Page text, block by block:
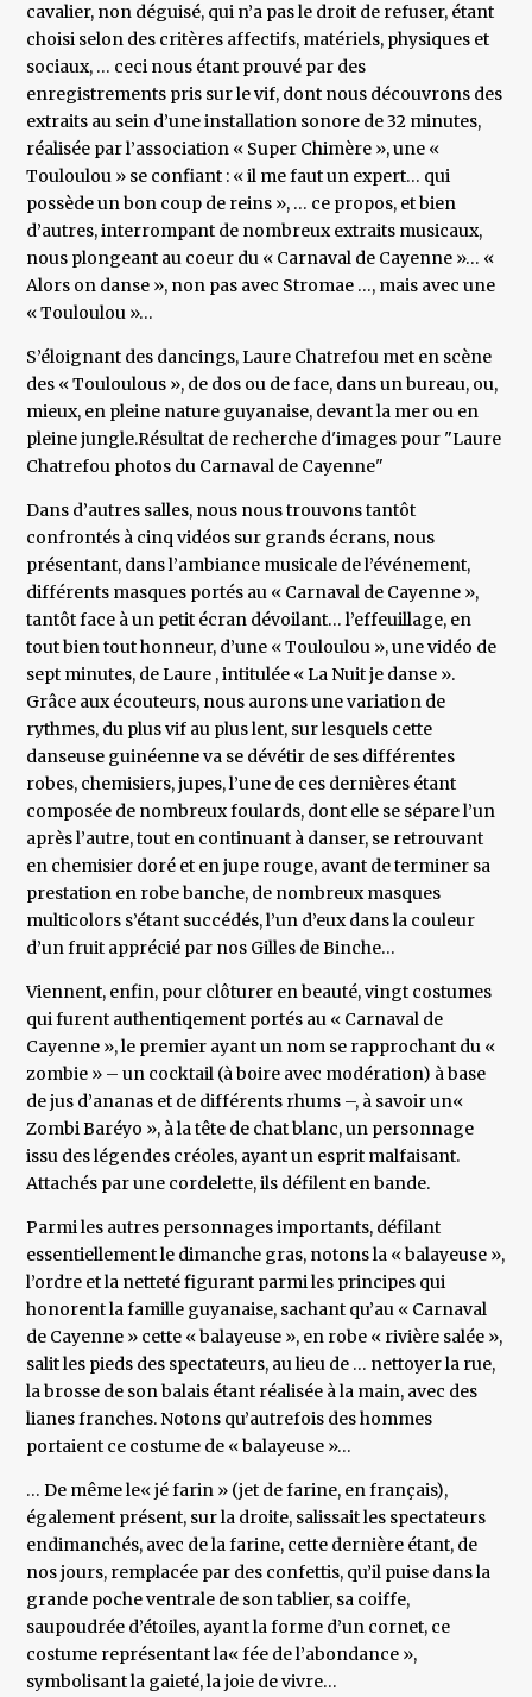
cavalier, non déguisé, qui n’a pas le droit de refuser, étant
choisi selon des critères affectifs, matériels, physiques et
sociaux, … ceci nous étant prouvé par des
enregistrements pris sur le vif, dont nous découvrons des
extraits au sein d’une installation sonore de 32 minutes,
réalisée par l’association « Super Chimère », une «
Touloulou » se confiant : « il me faut un expert… qui
possède un bon coup de reins », … ce propos, et bien
d’autres, interrompant de nombreux extraits musicaux,
nous plongeant au coeur du « Carnaval de Cayenne »… «
Alors on danse », non pas avec Stromae …, mais avec une
« Touloulou »…
S’éloignant des dancings, Laure Chatrefou met en scène
des « Touloulous », de dos ou de face, dans un bureau, ou,
mieux, en pleine nature guyanaise, devant la mer ou en
pleine jungle.Résultat de recherche d'images pour "Laure
Chatrefou photos du Carnaval de Cayenne"
Dans d’autres salles, nous nous trouvons tantôt
confrontés à cinq vidéos sur grands écrans, nous
présentant, dans l’ambiance musicale de l’événement,
différents masques portés au « Carnaval de Cayenne »,
tantôt face à un petit écran dévoilant… l’effeuillage, en
tout bien tout honneur, d’une « Touloulou », une vidéo de
sept minutes, de Laure , intitulée « La Nuit je danse ».
Grâce aux écouteurs, nous aurons une variation de
rythmes, du plus vif au plus lent, sur lesquels cette
danseuse guinéenne va se dévétir de ses différentes
robes, chemisiers, jupes, l’une de ces dernières étant
composée de nombreux foulards, dont elle se sépare l’un
après l’autre, tout en continuant à danser, se retrouvant
en chemisier doré et en jupe rouge, avant de terminer sa
prestation en robe banche, de nombreux masques
multicolors s’étant succédés, l’un d’eux dans la couleur
d’un fruit apprécié par nos Gilles de Binche…
Viennent, enfin, pour clôturer en beauté, vingt costumes
qui furent authentiqement portés au « Carnaval de
Cayenne », le premier ayant un nom se rapprochant du «
zombie » – un cocktail (à boire avec modération) à base
de jus d’ananas et de différents rhums –, à savoir un«
Zombi Baréyo », à la tête de chat blanc, un personnage
issu des légendes créoles, ayant un esprit malfaisant.
Attachés par une cordelette, ils défilent en bande.
Parmi les autres personnages importants, défilant
essentiellement le dimanche gras, notons la « balayeuse »,
l’ordre et la netteté figurant parmi les principes qui
honorent la famille guyanaise, sachant qu’au « Carnaval
de Cayenne » cette « balayeuse », en robe « rivière salée »,
salit les pieds des spectateurs, au lieu de … nettoyer la rue,
la brosse de son balais étant réalisée à la main, avec des
lianes franches. Notons qu’autrefois des hommes
portaient ce costume de « balayeuse »…
… De même le« jé farin » (jet de farine, en français),
également présent, sur la droite, salissait les spectateurs
endimanchés, avec de la farine, cette dernière étant, de
nos jours, remplacée par des confettis, qu’il puise dans la
grande poche ventrale de son tablier, sa coiffe,
saupoudrée d’étoiles, ayant la forme d’un cornet, ce
costume représentant la« fée de l’abondance »,
symbolisant la gaieté, la joie de vivre…